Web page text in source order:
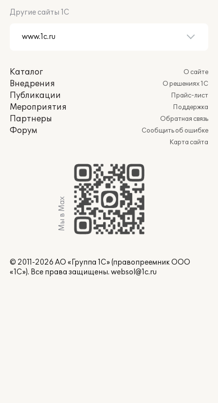
Другие сайты 1С
Каталог
Внедрения
Публикации
Мероприятия
Партнеры
Форум
О сайте
О решениях 1С
Прайс-лист
Поддержка
Обратная связь
Сообщить об ошибке
Карта сайта
Мы в Max
© 2011-2026 АО «Группа 1С» (правопреемник ООО
«1С»). Все права защищены. websol@1c.ru